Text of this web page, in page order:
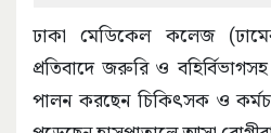
ঢাকা মেডিকেল কলেজ
প্রতিবাদে জরুরি ও বহির্বিভাগসহ
পালন করছেন চিকিৎসক ও